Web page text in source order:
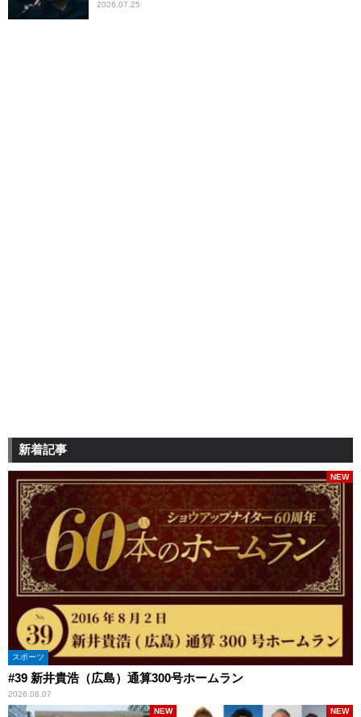
2026.07.25
新着記事
スポーツ
#39 新井貴浩（広島）通算300号ホームラン
2026.08.07
NEW
NEW NEW